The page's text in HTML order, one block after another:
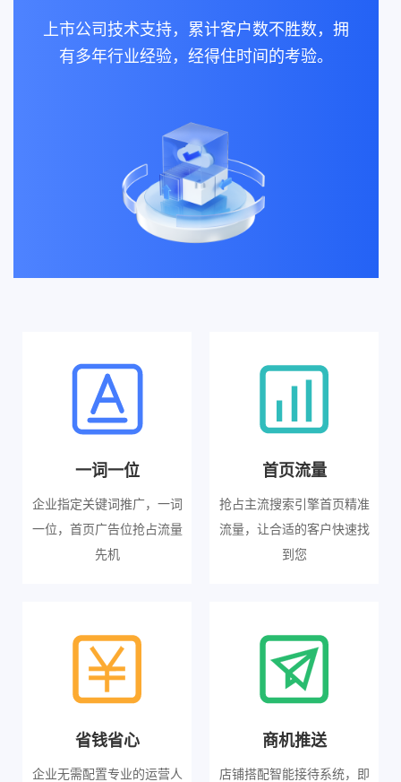
上市公司技术支持，累计客户数不胜数，拥
有多年行业经验，经得住时间的考验。
一词一位
企业指定关键词推广，一词
一位，首页广告位抢占流量
先机
首页流量
抢占主流搜索引擎首页精准
流量，让合适的客户快速找
到您
省钱省心
企业无需配置专业的运营人
商机推送
店铺搭配智能接待系统，即